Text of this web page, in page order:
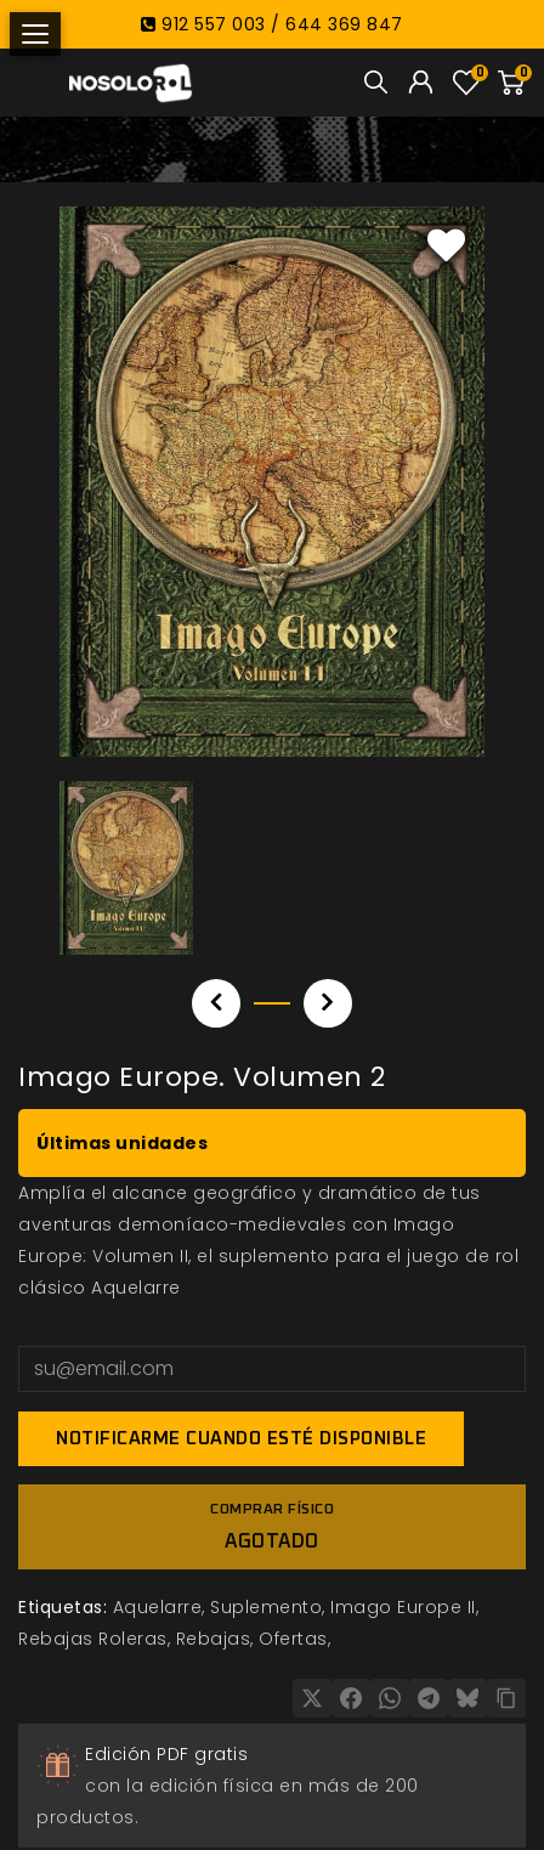
912 557 003 / 644 369 847
0
0
Imago Europe. Volumen 2
Últimas unidades
Amplía el alcance geográfico y dramático de tus
aventuras demoníaco-medievales con Imago
Europe: Volumen II, el suplemento para el juego de rol
clásico Aquelarre
NOTIFICARME CUANDO ESTÉ DISPONIBLE
COMPRAR FÍSICO
AGOTADO
Etiquetas: Aquelarre Suplemento Imago Europe II
Rebajas Roleras Rebajas Ofertas
Edición PDF gratis
con la edición física en más de 200
productos.